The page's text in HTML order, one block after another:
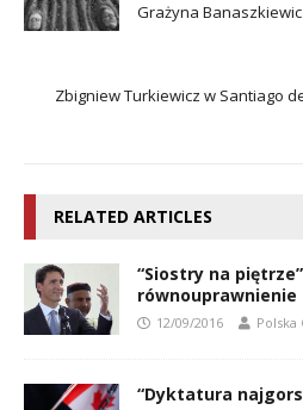
Grażyna
Zbigniew Turkiewicz w Santiago
RELATED ARTICLES
“Siostry na
równouprawnienie
12/09/2016 Polska
“Dyktatura